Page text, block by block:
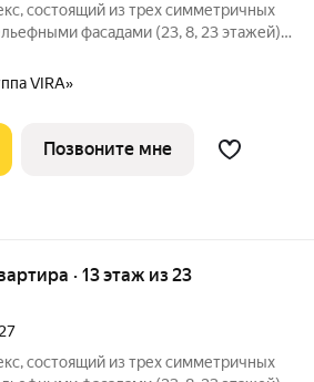
состоящий из трех симметричных
фасадами (23, 8, 23 этажей),
с консьержем и мягкой зоной
VIRA»
Позвоните мне
· 13 этаж из 23
состоящий из трех симметричных